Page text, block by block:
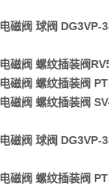
磁阀 球阀 DG3VP-
磁阀 螺纹插装阀
磁阀 螺纹插装阀
磁阀 螺纹插装阀
磁阀 球阀 DG3VP-
磁阀 螺纹插装阀